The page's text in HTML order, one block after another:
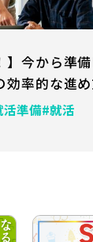
】今から準
効率的な進
活準備#就活